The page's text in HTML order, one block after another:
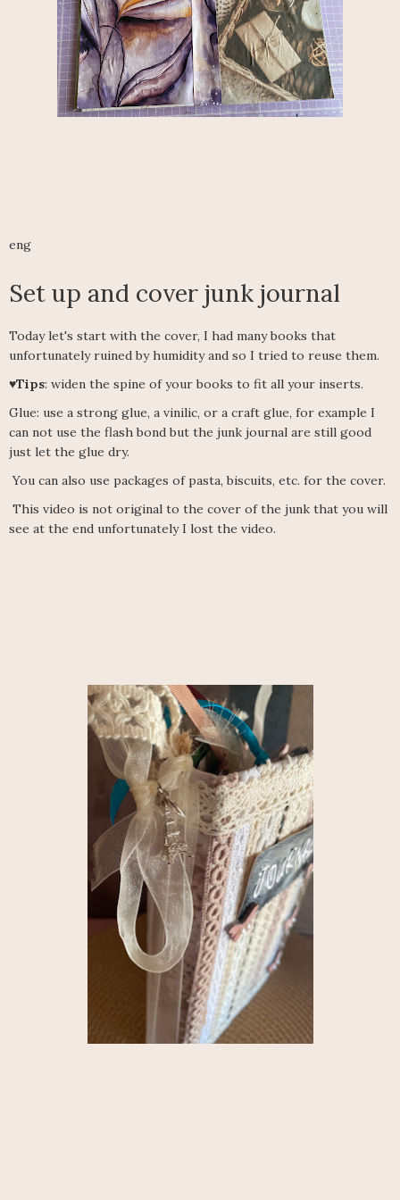
eng
Set up and cover junk journal
Today let's start with the cover, I had many books that
unfortunately ruined by humidity and so I tried to reuse them.
♥Tips: widen the spine of your books to fit all your inserts.
Glue: use a strong glue, a vinilic, or a craft glue, for example I
can not use the flash bond but the junk journal are still good
just let the glue dry.
You can also use packages of pasta, biscuits, etc. for the cover.
This video is not original to the cover of the junk that you will
see at the end unfortunately I lost the video.